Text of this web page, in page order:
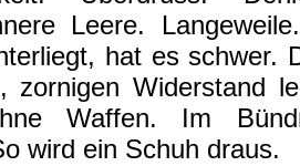
Leere.
hat es schwer.
zornigen Widerstand
Waffen. Im
wird ein Schuh draus.